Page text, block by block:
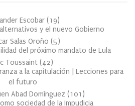
Escobar (19)
y el nuevo Gobierno
Salas Oroño (5)
del próximo mandato de Lula
Toussaint (42)
a la capitulación | Lecciones para
el futuro
Abad Domínguez (101 )
sociedad de la Impudicia